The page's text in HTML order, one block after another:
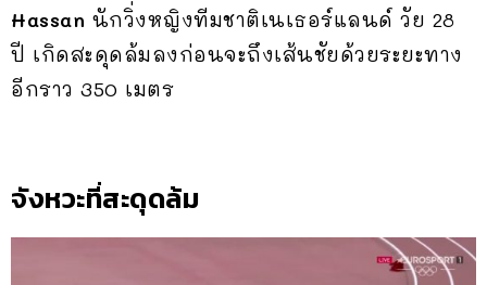
Hassan นักวิ่งหญิงทีมชาติเนเธอร์แลนด์ วัย 28
ปี เกิดสะดุดล้มลงก่อนจะถึงเส้นชัยด้วยระยะทาง
อีกราว 350 เมตร
จังหวะที่สะดุดล้ม